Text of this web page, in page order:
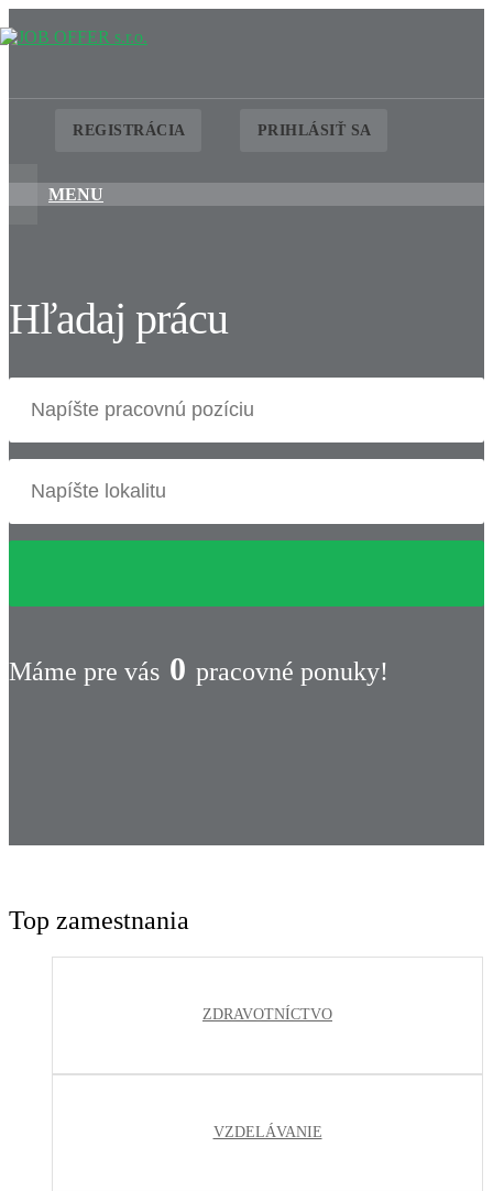
REGISTRÁCIA PRIHLÁSIŤ SA
MENU
Hľadaj prácu
Máme pre vás 0 pracovné ponuky!
Top zamestnania
ZDRAVOTNÍCTVO
VZDELÁVANIE